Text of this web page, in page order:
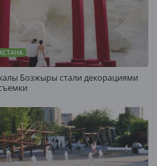
Бозжыры стали декорациями